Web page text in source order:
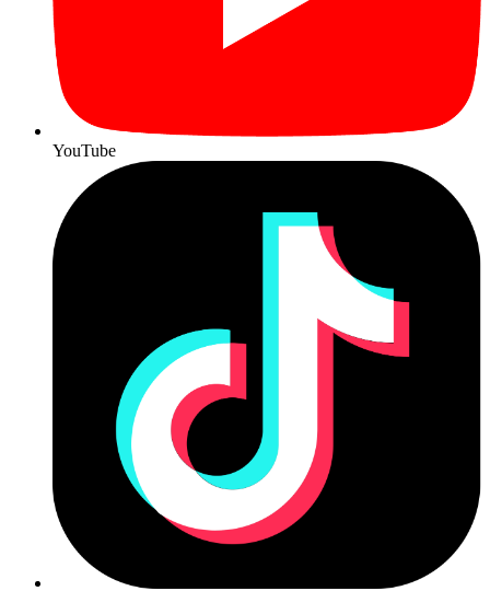
YouTube